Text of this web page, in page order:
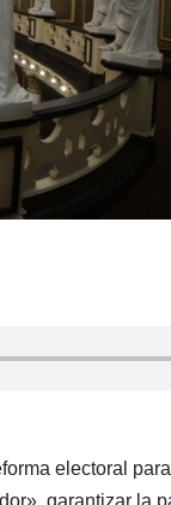
electoral
garantizar la